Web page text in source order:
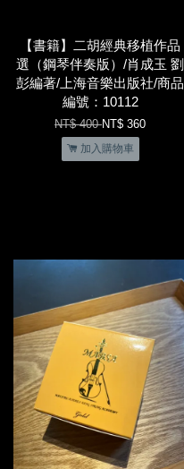
【書籍】二胡經典移植作品
選（鋼琴伴奏版）/肖成玉 劉
彭編著/上海音樂出版社/商品
編號：10112
NT$ 400NT$ 360
加入購物車